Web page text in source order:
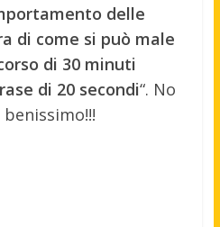
delle
di come si può male
di 30 minuti
di 20 secondi“. No